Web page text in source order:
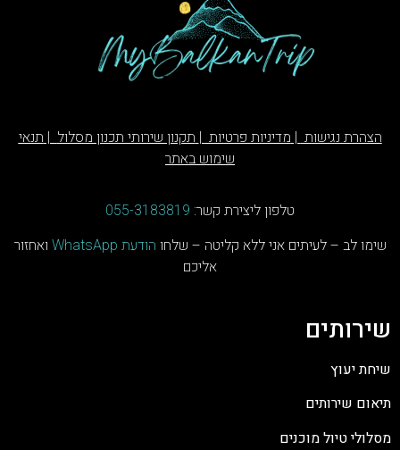
הצהרת נגישות|מדיניות פרטיות|תקנון שירותי תכנון מסלול|תנאי
שימוש באתר
טלפון ליצירת קשר: 055-3183819
שימו לב – לעיתים אני ללא קליטה – שלחו הודעת WhatsApp ואחזור
אליכם
שירותים
שיחת יעוץ
תיאום שירותים
מסלולי טיול מוכנים